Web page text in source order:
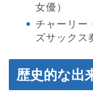
女優）
チャーリー
ズサックス
歴史的な出